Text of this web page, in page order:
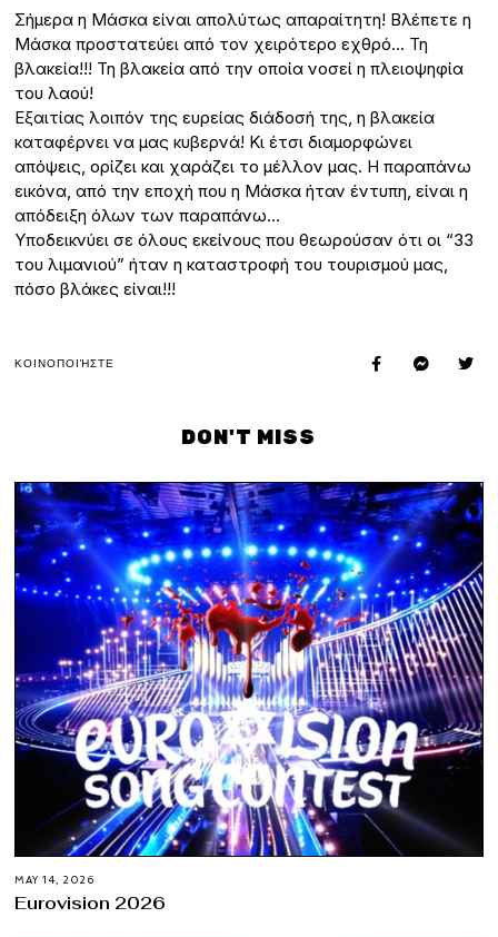
Σήμερα η Μάσκα είναι απολύτως απαραίτητη! Βλέπετε η
Μάσκα προστατεύει από τον χειρότερο εχθρό… Τη
βλακεία!!! Τη βλακεία από την οποία νοσεί η πλειοψηφία
του λαού!
Εξαιτίας λοιπόν της ευρείας διάδοσή της, η βλακεία
καταφέρνει να μας κυβερνά! Κι έτσι διαμορφώνει
απόψεις, ορίζει και χαράζει το μέλλον μας. Η παραπάνω
εικόνα, από την εποχή που η Μάσκα ήταν έντυπη, είναι η
απόδειξη όλων των παραπάνω…
Υποδεικνύει σε όλους εκείνους που θεωρούσαν ότι οι “33
του λιμανιού” ήταν η καταστροφή του τουρισμού μας,
πόσο βλάκες είναι!!!
ΚΟΙΝΟΠΟΙΉΣΤΕ
DON'T MISS
MAY 14, 2026
Eurovision 2026